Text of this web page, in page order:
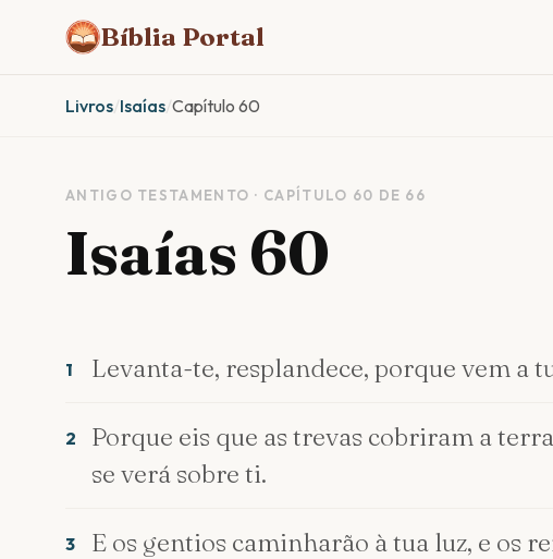
Bíblia Portal
Livros/Isaías/Capítulo 60
ANTIGO TESTAMENTO · CAPÍTULO 60 DE 66
Isaías 60
1 Levanta-te, resplandece, porque vem a
2
Porque eis que as trevas cobriram a
se verá sobre ti.
3 E os gentios caminharão à tua luz, e os